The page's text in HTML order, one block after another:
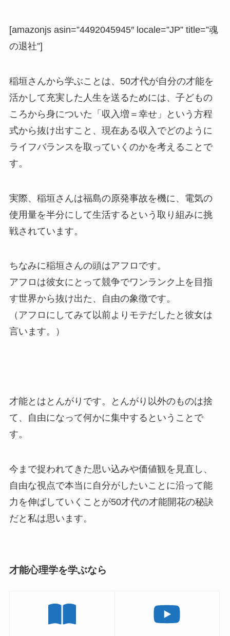
[amazonjs asin=”4492045945″ locale=”JP” title=”魂
の退社”]
稲垣さんから学ぶことは、50才代が自分の才能を
活かして充実した人生を送るためには、子どもの
ころから身についた「収入増＝幸せ」という方程
式から抜け出すこと、現在ある収入でどのように
ライフバランスを取っていくのかを考えることで
す。
実際、稲垣さんは福島の原発事故を機に、電気の
使用量を半分にして生活するという取り組みに挑
戦されています。
ちなみに稲垣さんの頭はアフロです。
アフロは彼女にとって競争でワンランク上を目指
す世界から抜け出た、自由の象徴です。
（アフロにしてみて以前よりモテだしたと彼女は
言います。）
才能とはとんがりです。とんがり以外のものは捨
て、自由になって何かに集中するということで
す。
今まで捉われてきた思い込みや価値観を見直し、
自由な視点で本当に自分がしたいことに沿って能
力を伸ばしていくことが50才代の才能開花の秘訣
だと私は思います。
才能心理学を学ぶなら